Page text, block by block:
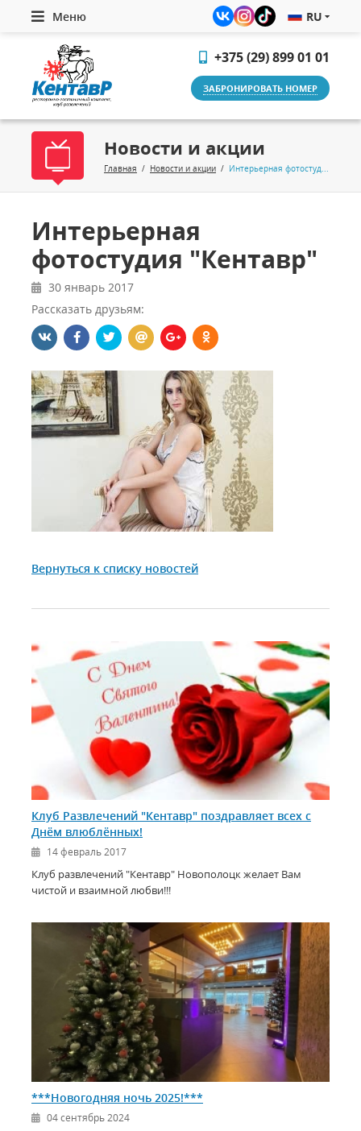
Меню RU
+375 (29) 899 01 01
ЗАБРОНИРОВАТЬ НОМЕР
Новости и акции
Главная / Новости и акции / Интерьерная фотостудия "Кентавр"
Интерьерная
фотостудия "Кентавр"
30 январь 2017
Рассказать друзьям:
Вернуться к списку новостей
Клуб Развлечений "Кентавр" поздравляет всех с
Днём влюблённых!
14 февраль 2017
Клуб развлечений "Кентавр" Новополоцк желает Вам
чистой и взаимной любви!!!
***Новогодняя ночь 2025!***
04 сентябрь 2024